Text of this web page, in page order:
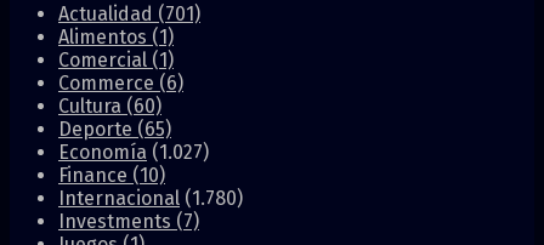
Actualidad (701)
Alimentos (1)
Comercial (1)
Commerce (6)
Cultura (60)
Deporte (65)
Economía (1.027)
Finance (10)
Internacional (1.780)
Investments (7)